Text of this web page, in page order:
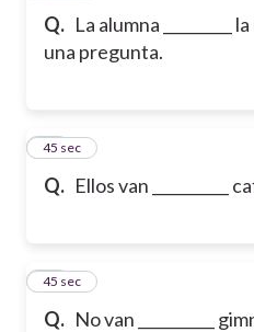
Q. La alumna
una pregunta.
Q. Ellos van __________
15
45 sec
Q. No van __________
16
45 sec